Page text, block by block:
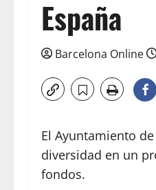
España
Barcelona Online
El Ayuntamiento
diversidad en un
fondos.